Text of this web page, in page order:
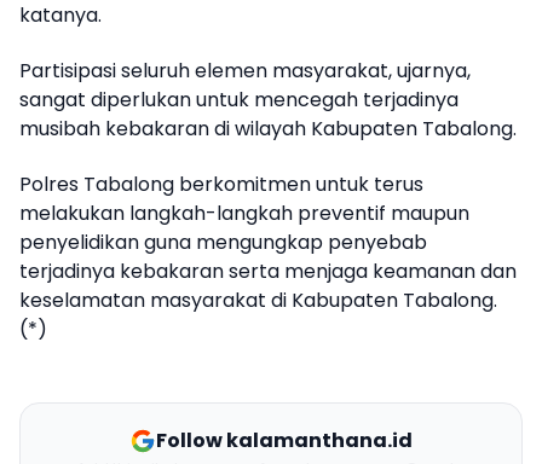
katanya.
Partisipasi seluruh elemen masyarakat, ujarnya,
sangat diperlukan untuk mencegah terjadinya
musibah kebakaran di wilayah Kabupaten Tabalong.
Polres Tabalong berkomitmen untuk terus
melakukan langkah-langkah preventif maupun
penyelidikan guna mengungkap penyebab
terjadinya kebakaran serta menjaga keamanan dan
keselamatan masyarakat di Kabupaten Tabalong.
(*)
Follow kalamanthana.id